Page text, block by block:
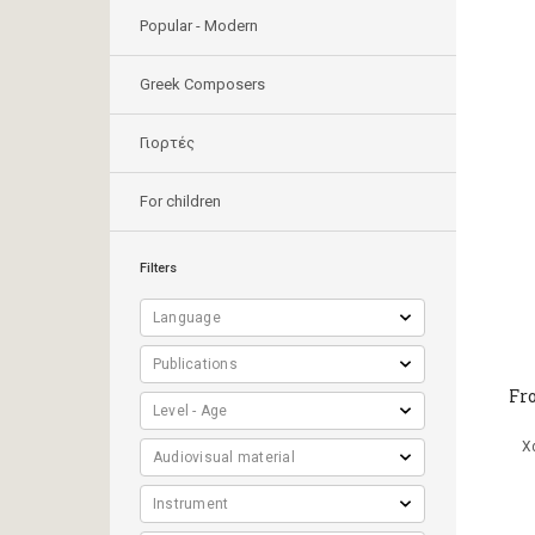
Popular - Modern
Greek Composers
Γιορτές
For children
Filters